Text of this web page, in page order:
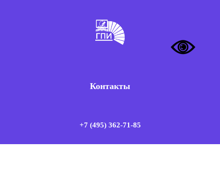
Контакты
+7 (495) 362-71-85